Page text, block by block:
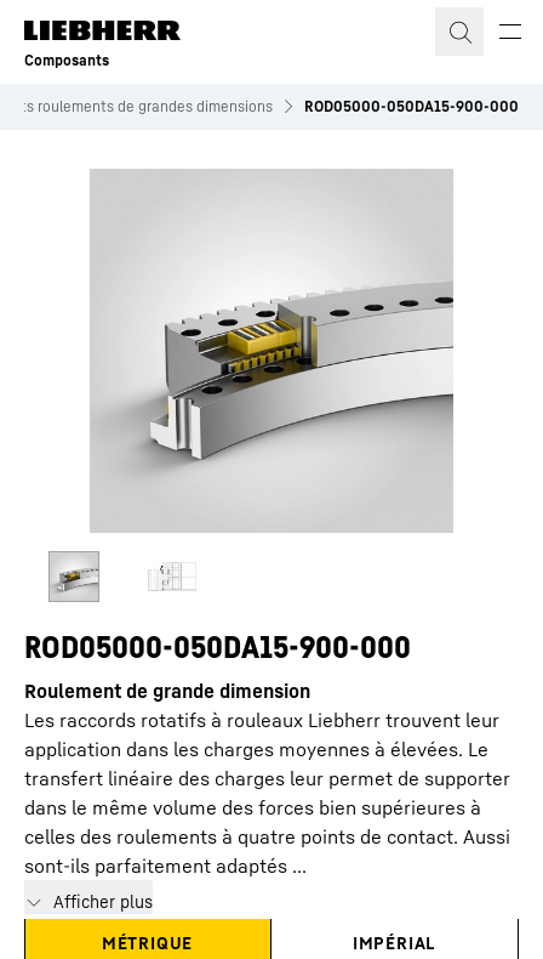
Composants
roulements de grandes dimensions ROD05000-050DA15-900-000
ROD05000-050DA15-900-000
Roulement de grande dimension
Les raccords rotatifs à rouleaux Liebherr trouvent leur
application dans les charges moyennes à élevées. Le
transfert linéaire des charges leur permet de supporter
dans le même volume des forces bien supérieures à
celles des roulements à quatre points de contact. Aussi
sont-ils parfaitement adaptés ...
Afficher plus
MÉTRIQUE
IMPÉRIAL